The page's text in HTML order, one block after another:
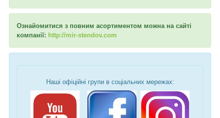
Ознайомитися з повним асортиментом можна на сайті
компанії: http://mir-stendov.com
Наші офіційні групи в соціальних мережах: